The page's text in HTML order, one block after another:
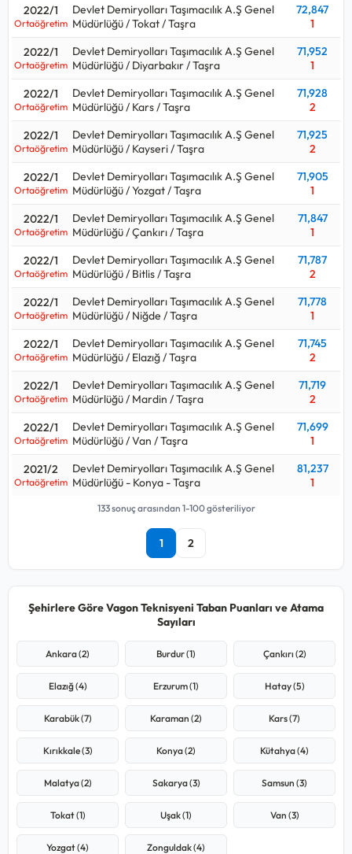
2022/1
Ortaöğretim
Devlet Demiryolları Taşımacılık A.Ş Genel
Müdürlüğü / Tokat / Taşra
72,847
1
2022/1
Ortaöğretim
Devlet Demiryolları Taşımacılık A.Ş Genel
Müdürlüğü / Diyarbakır / Taşra
71,952
1
2022/1
Ortaöğretim
Devlet Demiryolları Taşımacılık A.Ş Genel
Müdürlüğü / Kars / Taşra
71,928
2
2022/1
Ortaöğretim
Devlet Demiryolları Taşımacılık A.Ş Genel
Müdürlüğü / Kayseri / Taşra
71,925
2
2022/1
Ortaöğretim
Devlet Demiryolları Taşımacılık A.Ş Genel
Müdürlüğü / Yozgat / Taşra
71,905
1
2022/1
Ortaöğretim
Devlet Demiryolları Taşımacılık A.Ş Genel
Müdürlüğü / Çankırı / Taşra
71,847
1
2022/1
Ortaöğretim
Devlet Demiryolları Taşımacılık A.Ş Genel
Müdürlüğü / Bitlis / Taşra
71,787
2
2022/1
Ortaöğretim
Devlet Demiryolları Taşımacılık A.Ş Genel
Müdürlüğü / Niğde / Taşra
71,778
1
2022/1
Ortaöğretim
Devlet Demiryolları Taşımacılık A.Ş Genel
Müdürlüğü / Elazığ / Taşra
71,745
2
2022/1
Ortaöğretim
Devlet Demiryolları Taşımacılık A.Ş Genel
Müdürlüğü / Mardin / Taşra
71,719
2
2022/1
Ortaöğretim
Devlet Demiryolları Taşımacılık A.Ş Genel
Müdürlüğü / Van / Taşra
71,699
1
2021/2
Ortaöğretim
Devlet Demiryolları Taşımacılık A.Ş Genel
Müdürlüğü - Konya - Taşra
81,237
1
133 sonuç arasından 1-100 gösteriliyor
1 2
Şehirlere Göre Vagon Teknisyeni Taban Puanları ve Atama
Sayıları
Ankara (2) Burdur (1) Çankırı (2)
Elazığ (4) Erzurum (1) Hatay (5)
Karabük (7) Karaman (2) Kars (7)
Kırıkkale (3) Konya (2) Kütahya (4)
Malatya (2) Sakarya (3) Samsun (3)
Tokat (1) Uşak (1) Van (3)
Yozgat (4) Zonguldak (4)